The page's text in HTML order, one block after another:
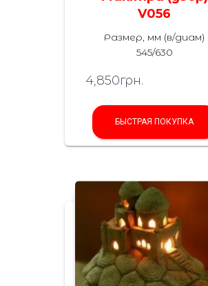
V056
Размер, мм (в/диам)
545/630
4,850грн.
БЫСТРАЯ ПОКУПКА